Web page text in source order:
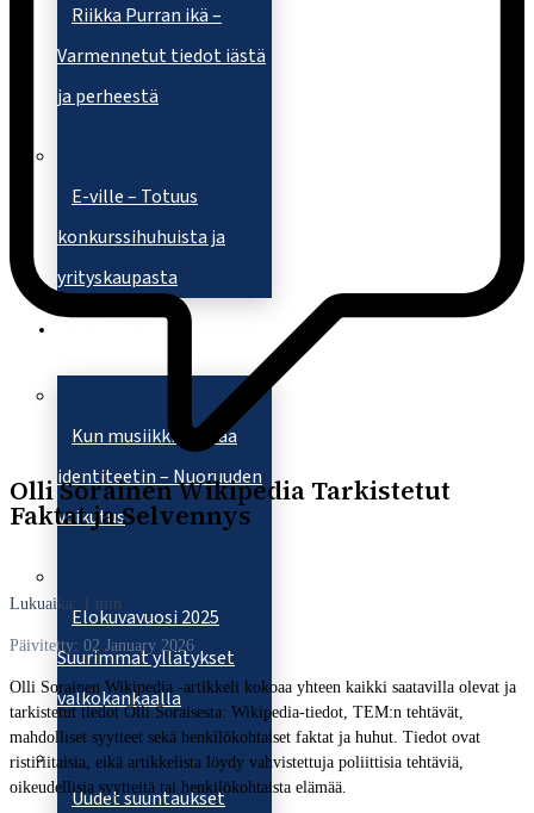
Riikka Purran ikä –
Varmennetut tiedot iästä
ja perheestä
E-ville – Totuus
konkurssihuhuista ja
yrityskaupasta
Kun musiikki kohtaa
identiteetin – Nuoruuden
vaikutus
Elokuvavuosi 2025
Suurimmat yllätykset
valkokankaalla
Uudet suuntaukset
Olli Sorainen Wikipedia Tarkistetut
Faktat ja Selvennys
Lukuaika: 1 min
Päivitetty: 02 January 2026
Olli Sorainen Wikipedia -artikkeli kokoaa yhteen kaikki saatavilla olevat ja
tarkistetut tiedot Olli Soraisesta: Wikipedia-tiedot, TEM:n tehtävät,
mahdolliset syytteet sekä henkilökohtaiset faktat ja huhut. Tiedot ovat
ristiriitaisia, eikä artikkelista löydy vahvistettuja poliittisia tehtäviä,
oikeudellisia syytteitä tai henkilökohtaista elämää.